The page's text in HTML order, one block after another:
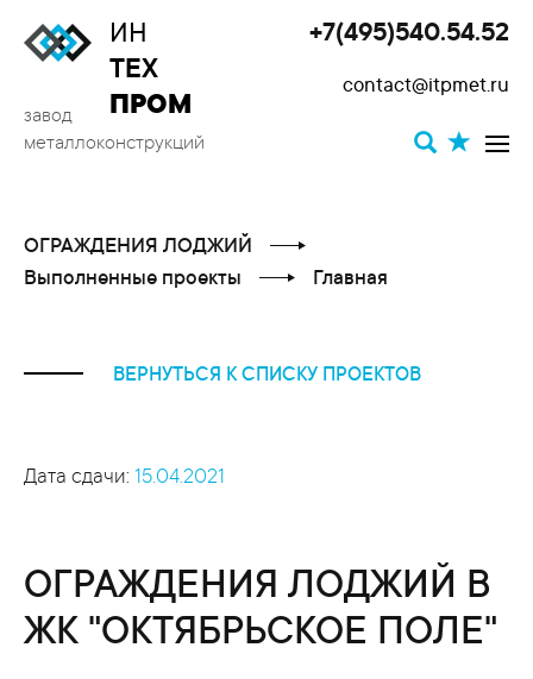
ИН
ТЕХ
ПРОМ
завод
металлоконструкций
+7(495)540.54.52
contact@itpmet.ru
ОГРАЖДЕНИЯ ЛОДЖИЙ
Выполненные проекты
Главная
ВЕРНУТЬСЯ К СПИСКУ ПРОЕКТОВ
Дата сдачи: 15.04.2021
ОГРАЖДЕНИЯ ЛОДЖИЙ В
ЖК "ОКТЯБРЬСКОЕ ПОЛЕ"